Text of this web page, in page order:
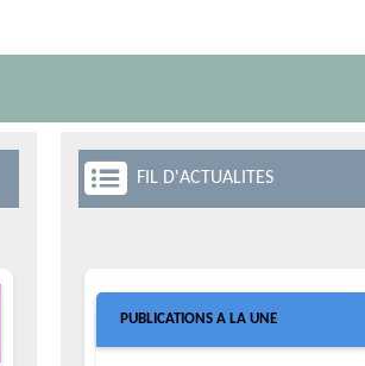
FIL D'ACTUALITES
PUBLICATIONS A LA UNE